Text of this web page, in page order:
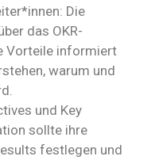
Die
das OKR-
Vorteile informiert
warum und
und Key
sollte ihre
festlegen und